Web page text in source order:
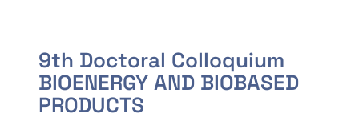
9th Doctoral Colloquium
BIOENERGY AND BIOBASED
PRODUCTS